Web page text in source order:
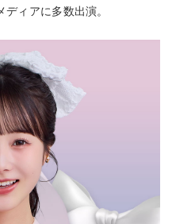
ィアに多数出演。